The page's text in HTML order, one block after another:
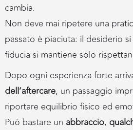
cambia.
Non deve mai ripetere una
passato è piaciuta: il desiderio
fiducia si mantiene solo
Dopo ogni esperienza forte
dell’aftercare, un passaggio
riportare equilibrio fisico ed
Può bastare un abbraccio,